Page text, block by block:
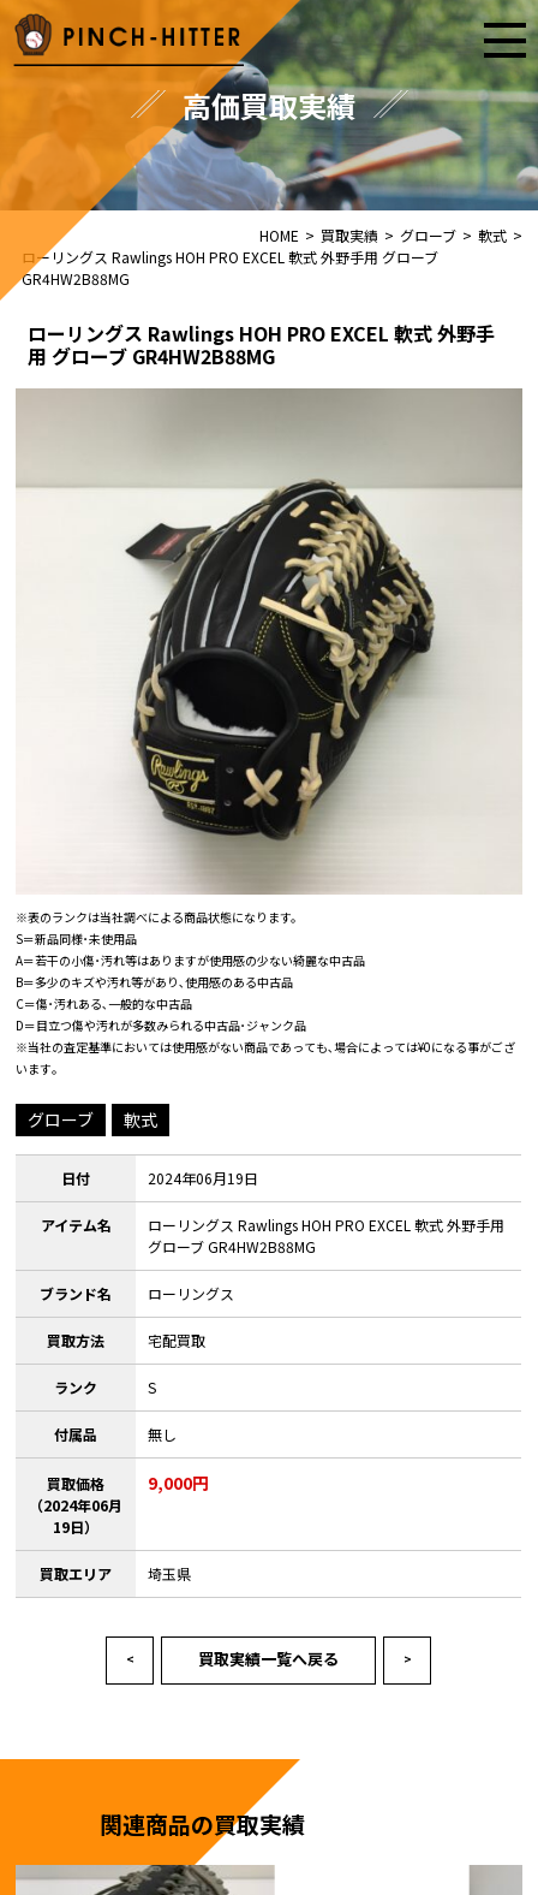
高価買取実績
HOME > 買取実績 > グローブ > 軟式 >
ローリングス Rawlings HOH PRO EXCEL 軟式 外野手用 グローブ
GR4HW2B88MG
ローリングス Rawlings HOH PRO EXCEL 軟式 外野手
用 グローブ GR4HW2B88MG
※表のランクは当社調べによる商品状態になります。
S＝新品同様･未使用品
A＝若干の小傷･汚れ等はありますが使用感の少ない綺麗な中古品
B＝多少のキズや汚れ等があり､使用感のある中古品
C＝傷･汚れある､一般的な中古品
D＝目立つ傷や汚れが多数みられる中古品･ジャンク品
※当社の査定基準においては使用感がない商品であっても､場合によっては¥0になる事がござ
います｡
グローブ 軟式
日付 2024年06月19日
アイテム名
ローリングス Rawlings HOH PRO EXCEL 軟式 外野手用
グローブ GR4HW2B88MG
ブランド名 ローリングス
買取方法 宅配買取
ランク S
付属品 無し
買取価格
（2024年06月
19日）
9,000円
買取エリア 埼玉県
< 買取実績一覧へ戻る >
関連商品の買取実績